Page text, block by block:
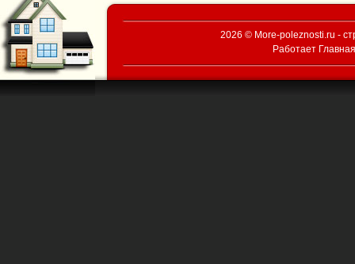
2026 © More-poleznosti.ru -
Работает